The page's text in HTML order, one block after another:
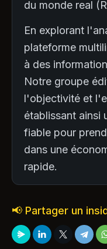
du monde real
En explorant
plateforme
à des
Notre groupe
l'objectivité et
établissant ainsi
fiable pour
dans une
rapide.
📢 Partager un